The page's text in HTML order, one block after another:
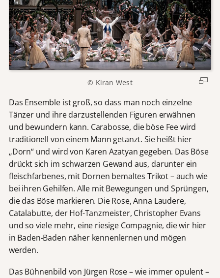
© Kiran West
Das Ensemble ist groß, so dass man noch einzelne
Tänzer und ihre darzustellenden Figuren erwähnen
und bewundern kann. Carabosse, die böse Fee wird
traditionell von einem Mann getanzt. Sie heißt hier
„Dorn“ und wird von Karen Azatyan gegeben. Das Böse
drückt sich im schwarzen Gewand aus, darunter ein
fleischfarbenes, mit Dornen bemaltes Trikot – auch wie
bei ihren Gehilfen. Alle mit Bewegungen und Sprüngen,
die das Böse markieren. Die Rose, Anna Laudere,
Catalabutte, der Hof-Tanzmeister, Christopher Evans
und so viele mehr, eine riesige Compagnie, die wir hier
in Baden-Baden näher kennenlernen und mögen
werden.
Das Bühnenbild von Jürgen Rose – wie immer opulent –